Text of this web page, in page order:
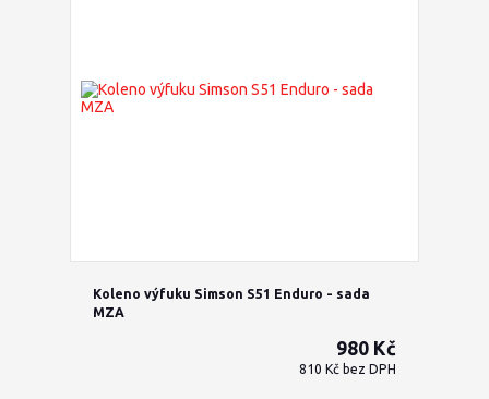
Koleno výfuku Simson S51 Enduro - sada
MZA
980 Kč
810 Kč bez DPH